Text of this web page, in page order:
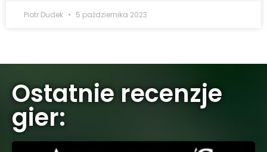
Piotr Dudek 5 października 2023
Ostatnie recenzje
gier: